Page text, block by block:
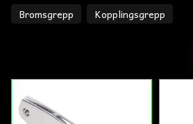
Bromsgrepp Kopplingsgrepp